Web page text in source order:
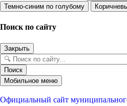
Темно-синим по голубому
Поиск по сайту
Закрыть
Поиск
Мобильное меню
Официальный сайт